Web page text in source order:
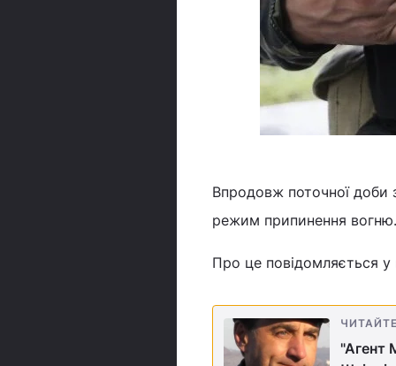
Впродовж поточної доби
режим припинення вогню.
Про це повідомляється у
"Агент